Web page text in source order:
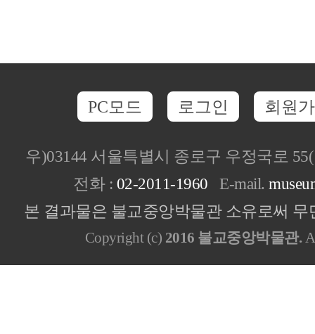
PC모드 로그인 회원
우)03144 서울특별시 종로구 우정국로
전화 : 02-2011-1960 E-mail.
본 결과물은 불교중앙박물관 소유로써
Copyright (c) 2016 불교중앙박물관.